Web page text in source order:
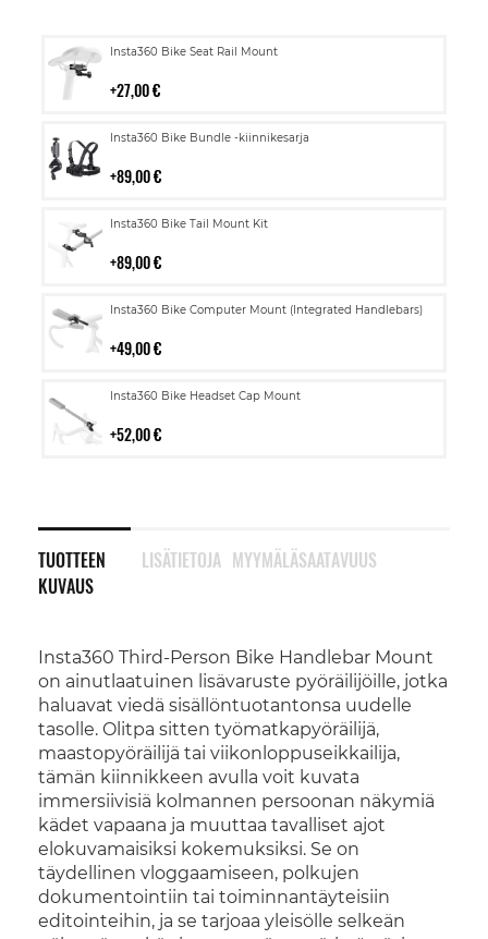
Insta360 Bike Seat Rail Mount
27,00 €
Lisää
Insta360 Bike Bundle -kiinnikesarja
89,00 €
Lisää
Insta360 Bike Tail Mount Kit
89,00 €
Lisää
Insta360 Bike Computer Mount (Integrated Handlebars)
49,00 €
Lisää
Insta360 Bike Headset Cap Mount
52,00 €
Lisää
TUOTTEEN
KUVAUS
Insta360 Third-Person Bike Handlebar Mount
on ainutlaatuinen lisävaruste pyöräilijöille, jotka
haluavat viedä sisällöntuotantonsa uudelle
tasolle. Olitpa sitten työmatkapyöräilijä,
maastopyöräilijä tai viikonloppuseikkailija,
tämän kiinnikkeen avulla voit kuvata
immersiivisiä kolmannen persoonan näkymiä
kädet vapaana ja muuttaa tavalliset ajot
elokuvamaisiksi kokemuksiksi. Se on
täydellinen vloggaamiseen, polkujen
dokumentointiin tai toiminnantäyteisiin
editointeihin, ja se tarjoaa yleisölle selkeän
LISÄTIETOJA MYYMÄLÄSAATAVUUS